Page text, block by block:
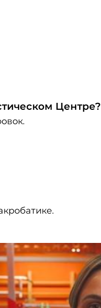
Центре?